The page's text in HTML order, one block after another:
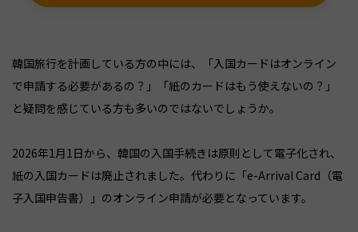
韓国旅行を計画している方の中には、「入国カードはオンライン
で申請する必要があるの？」「紙のカードはもう使えないの？」
と疑問を感じている方も多いのではないでしょうか。
2026年1月1日から、韓国の入国手続きは原則として電子化され、
紙の入国カードは廃止されました。代わりに「e-Arrival Card（電
子入国申告書）」のオンライン申請が必要となっています。